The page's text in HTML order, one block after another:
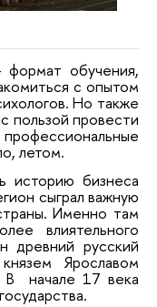
формат обучения,
с опытом
Но также
пользой провести
летом.
историю бизнеса
сыграл важную
Именно там
влиятельного
древний русский
Ярославом
начале 17 века